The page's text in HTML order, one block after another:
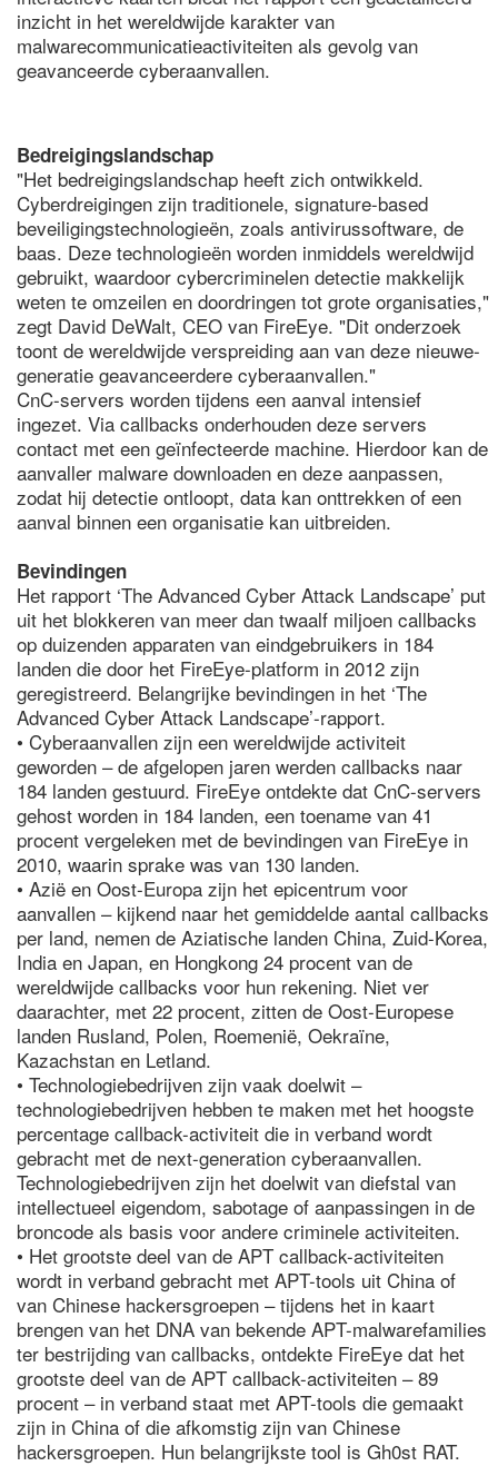
inzicht in het wereldwijde karakter van
malwarecommunicatieactiviteiten als gevolg van
geavanceerde cyberaanvallen.
Bedreigingslandschap
"Het bedreigingslandschap heeft zich ontwikkeld.
Cyberdreigingen zijn traditionele, signature-based
beveiligingstechnologieën, zoals antivirussoftware, de
baas. Deze technologieën worden inmiddels wereldwijd
gebruikt, waardoor cybercriminelen detectie makkelijk
weten te omzeilen en doordringen tot grote organisaties,"
zegt David DeWalt, CEO van FireEye. "Dit onderzoek
toont de wereldwijde verspreiding aan van deze nieuwe-
generatie geavanceerdere cyberaanvallen."
CnC-servers worden tijdens een aanval intensief
ingezet. Via callbacks onderhouden deze servers
contact met een geïnfecteerde machine. Hierdoor kan de
aanvaller malware downloaden en deze aanpassen,
zodat hij detectie ontloopt, data kan onttrekken of een
aanval binnen een organisatie kan uitbreiden.
Bevindingen
Het rapport ‘The Advanced Cyber Attack Landscape’ put
uit het blokkeren van meer dan twaalf miljoen callbacks
op duizenden apparaten van eindgebruikers in 184
landen die door het FireEye-platform in 2012 zijn
geregistreerd. Belangrijke bevindingen in het ‘The
Advanced Cyber Attack Landscape’-rapport.
• Cyberaanvallen zijn een wereldwijde activiteit
geworden – de afgelopen jaren werden callbacks naar
184 landen gestuurd. FireEye ontdekte dat CnC-servers
gehost worden in 184 landen, een toename van 41
procent vergeleken met de bevindingen van FireEye in
2010, waarin sprake was van 130 landen.
• Azië en Oost-Europa zijn het epicentrum voor
aanvallen – kijkend naar het gemiddelde aantal callbacks
per land, nemen de Aziatische landen China, Zuid-Korea,
India en Japan, en Hongkong 24 procent van de
wereldwijde callbacks voor hun rekening. Niet ver
daarachter, met 22 procent, zitten de Oost-Europese
landen Rusland, Polen, Roemenië, Oekraïne,
Kazachstan en Letland.
• Technologiebedrijven zijn vaak doelwit –
technologiebedrijven hebben te maken met het hoogste
percentage callback-activiteit die in verband wordt
gebracht met de next-generation cyberaanvallen.
Technologiebedrijven zijn het doelwit van diefstal van
intellectueel eigendom, sabotage of aanpassingen in de
broncode als basis voor andere criminele activiteiten.
• Het grootste deel van de APT callback-activiteiten
wordt in verband gebracht met APT-tools uit China of
van Chinese hackersgroepen – tijdens het in kaart
brengen van het DNA van bekende APT-malwarefamilies
ter bestrijding van callbacks, ontdekte FireEye dat het
grootste deel van de APT callback-activiteiten – 89
procent – in verband staat met APT-tools die gemaakt
zijn in China of die afkomstig zijn van Chinese
hackersgroepen. Hun belangrijkste tool is Gh0st RAT.